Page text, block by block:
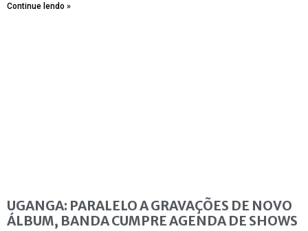
Continue lendo »
UGANGA: PARALELO A GRAVAÇÕES DE NOVO
ÁLBUM, BANDA CUMPRE AGENDA DE SHOWS